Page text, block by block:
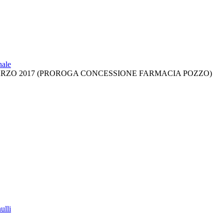
2017 (PROROGA CONCESSIONE FARMACIA POZZO)